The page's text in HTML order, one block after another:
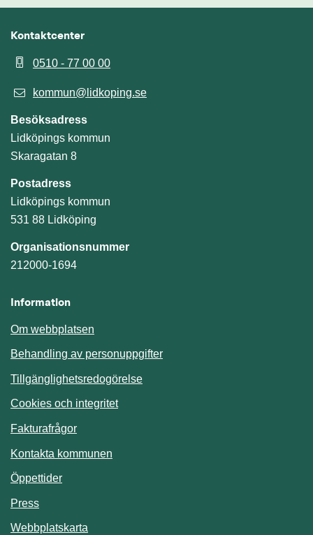
Kontaktcenter
0510 - 77 00 00
kommun@lidkoping.se
Besöksadress
Lidköpings kommun
Skaragatan 8
Postadress
Lidköpings kommun
531 88 Lidköping
Organisationsnummer
212000-1694
Information
Om webbplatsen
Behandling av personuppgifter
Tillgänglighetsredogörelse
Cookies och integritet
Fakturafrågor
Kontakta kommunen
Öppettider
Press
Webbplatskarta